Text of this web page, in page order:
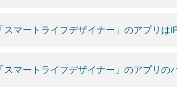
「スマートライフデザイナー」のアプリ
「スマートライフデザイナー」のアプリ